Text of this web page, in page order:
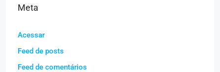
Meta
Acessar
Feed de posts
Feed de comentários